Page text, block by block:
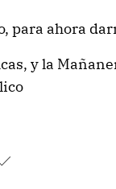
para ahora
y la